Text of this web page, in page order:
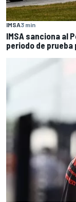
IMSA3 min
IMSA sanciona al
periodo de prueba